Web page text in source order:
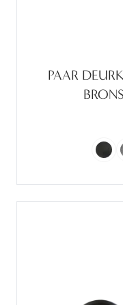
PAAR